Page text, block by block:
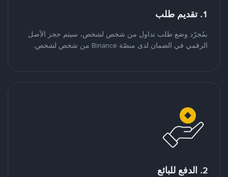
1. تقديم طلب
بمُجرّد وضع طلب تداول من شخص لشخص، سيتم حجز الأصل
الرقمي في الضمان لدى منصّة Binance من شخص لشخص.
2. الدفع للبائع